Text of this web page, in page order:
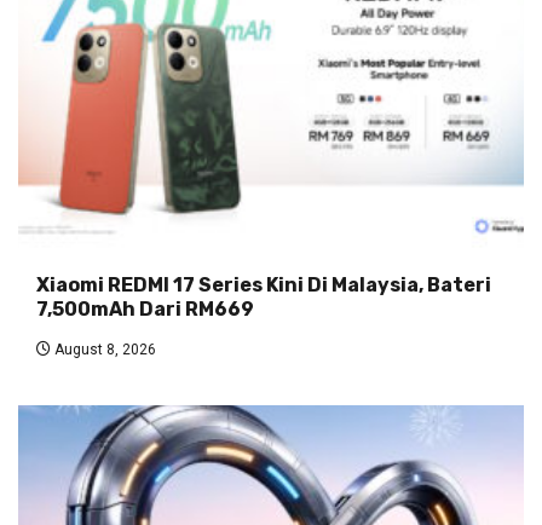
Xiaomi REDMI 17 Series Kini Di Malaysia, Bateri
7,500mAh Dari RM669
August 8, 2026